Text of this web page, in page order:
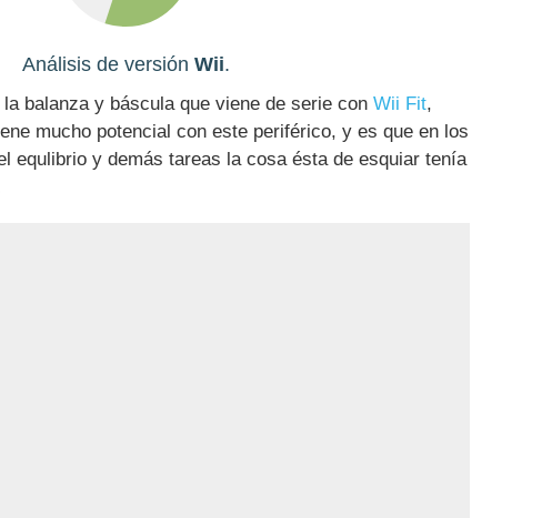
Análisis de versión Wii.
balanza y báscula que viene de serie con Wii Fit,
mucho potencial con este periférico, y es que en los
equlibrio y demás tareas la cosa ésta de esquiar tenía